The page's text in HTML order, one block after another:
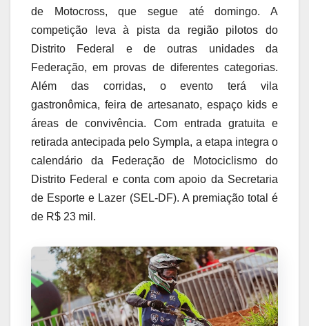
de Motocross, que segue até domingo. A
competição leva à pista da região pilotos do
Distrito Federal e de outras unidades da
Federação, em provas de diferentes categorias.
Além das corridas, o evento terá vila
gastronômica, feira de artesanato, espaço kids e
áreas de convivência. Com entrada gratuita e
retirada antecipada pelo Sympla, a etapa integra o
calendário da Federação de Motociclismo do
Distrito Federal e conta com apoio da Secretaria
de Esporte e Lazer (SEL-DF). A premiação total é
de R$ 23 mil.